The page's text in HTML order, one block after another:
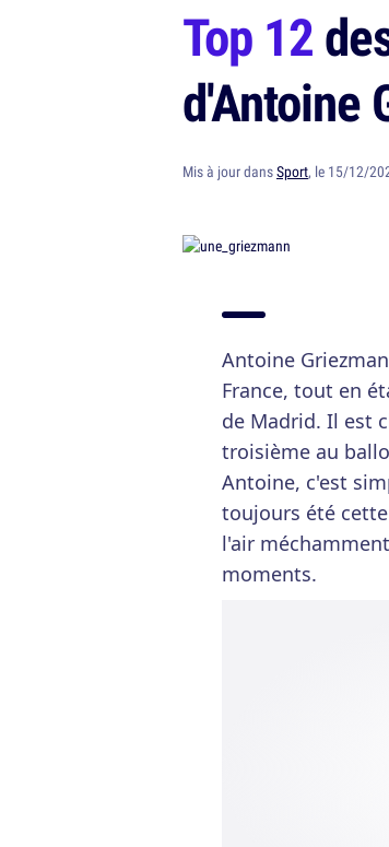
Top 12
d'Antoine
Mis à jour dansSport, le 15/12/
Antoine
France, tout en
de Madrid. Il est
troisième au
Antoine, c'est
toujours été
l'air
moments.